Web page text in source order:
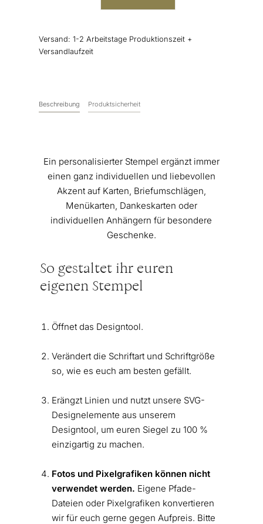
Menge
Versand: 1-2 Arbeitstage Produktionszeit +
Versandlaufzeit
Beschreibung Produktsicherheit
Ein personalisierter Stempel ergänzt immer
einen ganz individuellen und liebevollen
Akzent auf Karten, Briefumschlägen,
Menükarten, Dankeskarten oder
individuellen Anhängern für besondere
Geschenke.
So gestaltet ihr euren
eigenen Stempel
Öffnet das Designtool.
Verändert die Schriftart und Schriftgröße
so, wie es euch am besten gefällt.
Erängzt Linien und nutzt unsere SVG-
Designelemente aus unserem
Designtool, um euren Siegel zu 100 %
einzigartig zu machen.
Fotos und Pixelgrafiken können nicht
verwendet werden. Eigene Pfade-
Dateien oder Pixelgrafiken konvertieren
wir für euch gerne gegen Aufpreis. Bitte